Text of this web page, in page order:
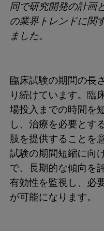
同で研究開発の計画
の業界トレンドに関
ました。
臨床試験の期間の長
り続けています。臨
場投入までの時間を
し、治療を必要とす
肢を提供することを
試験の期間短縮に向
で、長期的な傾向を
有効性を監視し、必
が可能になります。